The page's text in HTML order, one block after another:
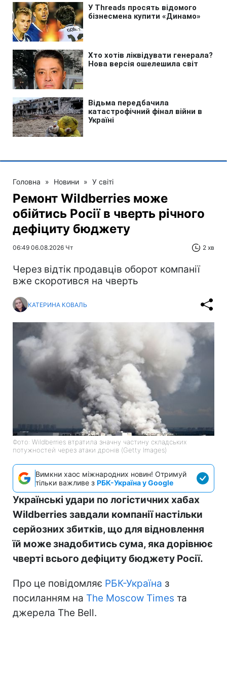
Головна » Новини » У світі
Ремонт Wildberries може
обійтись Росії в чверть річного
дефіциту бюджету
06:49 06.08.2026 Чт 2 хв
Через відтік продавців оборот компанії
вже скоротився на чверть
КАТЕРИНА КОВАЛЬ
Фото: Wildberries втратила значну частину складських
потужностей через атаки дронів (Getty Images)
Вимкни хаос міжнародних новин! Отримуй
тільки важливе з РБК-Україна у Google
Українські удари по логістичних хабах
Wildberries завдали компанії настільки
серйозних збитків, що для відновлення
їй може знадобитись сума, яка дорівнює
чверті всього дефіциту бюджету Росії.
Про це повідомляє РБК-Україна з
посиланням на The Moscow Times та
джерела The Bell.